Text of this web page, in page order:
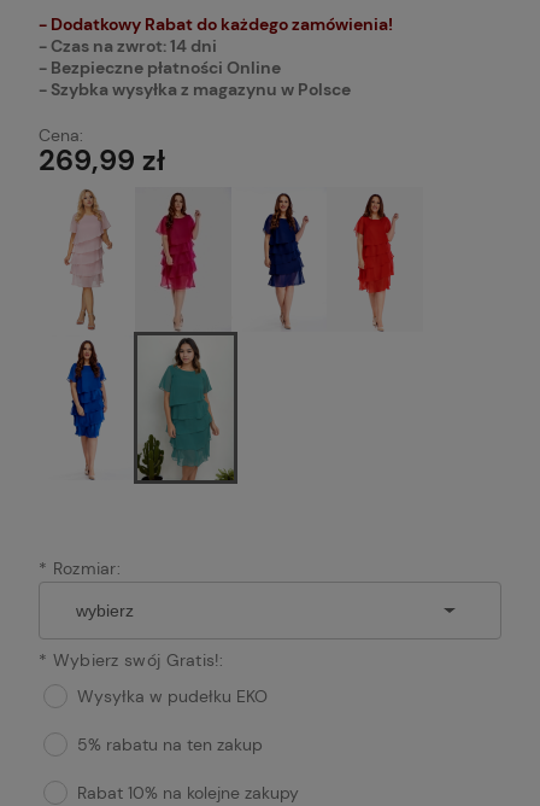
- Dodatkowy Rabat do każdego zamówienia!
- Czas na zwrot: 14 dni
- Bezpieczne płatności Online
- Szybka wysyłka z magazynu w Polsce
Cena:
269,99 zł
* Rozmiar:
* Wybierz swój Gratis!:
Wysyłka w pudełku EKO
5% rabatu na ten zakup
Rabat 10% na kolejne zakupy